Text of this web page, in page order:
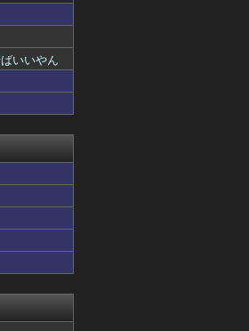
...
め...
いいやん